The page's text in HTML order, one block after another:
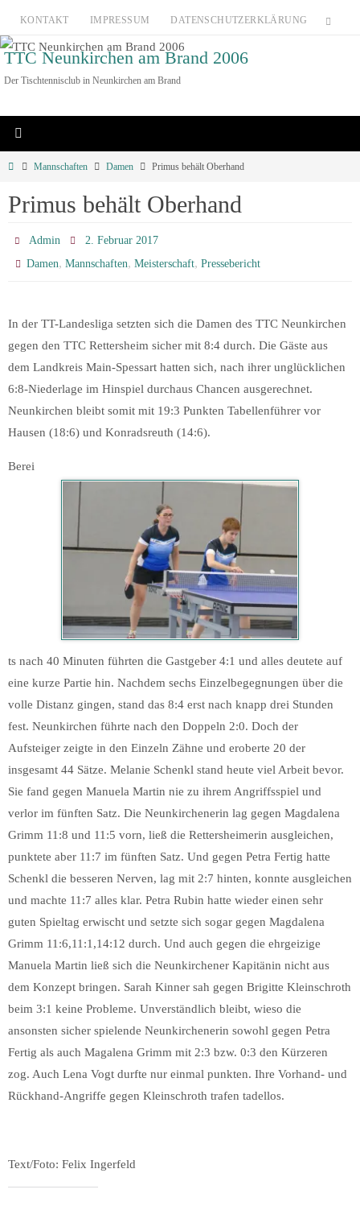
Zum
Inhalt
springen
KONTAKT IMPRESSUM DATENSCHUTZERKLÄRUNG
TTC Neunkirchen am Brand 2006
Der Tischtennisclub in Neunkirchen am Brand
HomeMannschaften Damen Primus behält Oberhand
Primus behält Oberhand
Admin
2. Februar 2017
Damen,Mannschaften,Meisterschaft,Pressebericht
In der TT-Landesliga setzten sich die Damen des TTC Neunkirchen
gegen den TTC Rettersheim sicher mit 8:4 durch. Die Gäste aus
dem Landkreis Main-Spessart hatten sich, nach ihrer unglücklichen
6:8-Niederlage im Hinspiel durchaus Chancen ausgerechnet.
Neunkirchen bleibt somit mit 19:3 Punkten Tabellenführer vor
Hausen (18:6) und Konradsreuth (14:6).
Berei
ts nach 40 Minuten führten die Gastgeber 4:1 und alles deutete auf
eine kurze Partie hin. Nachdem sechs Einzelbegegnungen über die
volle Distanz gingen, stand das 8:4 erst nach knapp drei Stunden
fest. Neunkirchen führte nach den Doppeln 2:0. Doch der
Aufsteiger zeigte in den Einzeln Zähne und eroberte 20 der
insgesamt 44 Sätze. Melanie Schenkl stand heute viel Arbeit bevor.
Sie fand gegen Manuela Martin nie zu ihrem Angriffsspiel und
verlor im fünften Satz. Die Neunkirchenerin lag gegen Magdalena
Grimm 11:8 und 11:5 vorn, ließ die Rettersheimerin ausgleichen,
punktete aber 11:7 im fünften Satz. Und gegen Petra Fertig hatte
Schenkl die besseren Nerven, lag mit 2:7 hinten, konnte ausgleichen
und machte 11:7 alles klar. Petra Rubin hatte wieder einen sehr
guten Spieltag erwischt und setzte sich sogar gegen Magdalena
Grimm 11:6,11:1,14:12 durch. Und auch gegen die ehrgeizige
Manuela Martin ließ sich die Neunkirchener Kapitänin nicht aus
dem Konzept bringen. Sarah Kinner sah gegen Brigitte Kleinschroth
beim 3:1 keine Probleme. Unverständlich bleibt, wieso die
ansonsten sicher spielende Neunkirchenerin sowohl gegen Petra
Fertig als auch Magalena Grimm mit 2:3 bzw. 0:3 den Kürzeren
zog. Auch Lena Vogt durfte nur einmal punkten. Ihre Vorhand- und
Rückhand-Angriffe gegen Kleinschroth trafen tadellos.
Text/Foto: Felix Ingerfeld